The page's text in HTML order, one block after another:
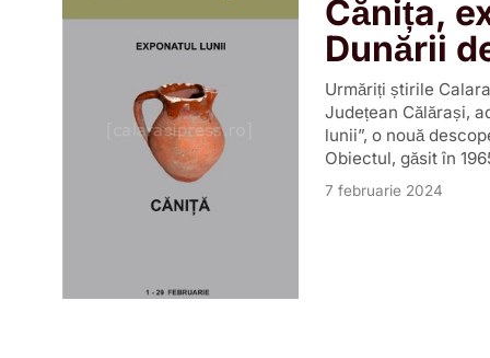
Cănița,
Dunării
Urmăriți știrile
Județean Călărași,
lunii”, o nouă
Obiectul, găsit în
7 februarie 2024